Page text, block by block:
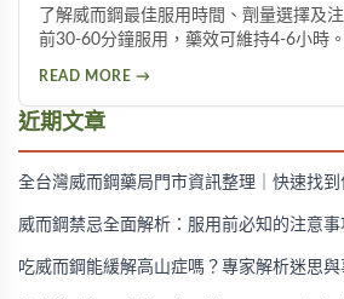
了解威而鋼最佳服用時間、劑量選擇及
前30-60分鐘服用，藥效可維持4-6小時
READ MORE →
近期文章
全台灣威而鋼藥局門市資訊整理｜快速找
威而鋼禁忌全面解析：服用前必知的注意
吃威而鋼能緩解高山症嗎？專家解析迷思與